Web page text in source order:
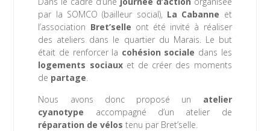
par la SOMCO (bailleur social), La Cabanne et
l’association Bret’selle ont été invité à réaliser
des ateliers dans le quartier du Marais. Le but
était de renforcer la cohésion sociale dans les
logements sociauxet de créer des moments
de partage
Nous avons donc proposé un atelier
cyanotype accompagné d’un atelier de
réparation de vélos tenu par Bret’selle.